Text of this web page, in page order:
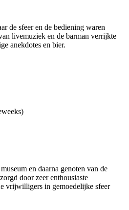
de sfeer en de bediening waren
livemuziek en de barman verrijkte
anekdotes en bier.
en daarna genoten van de
door zeer enthousiaste
vrijwilligers in gemoedelijke sfeer